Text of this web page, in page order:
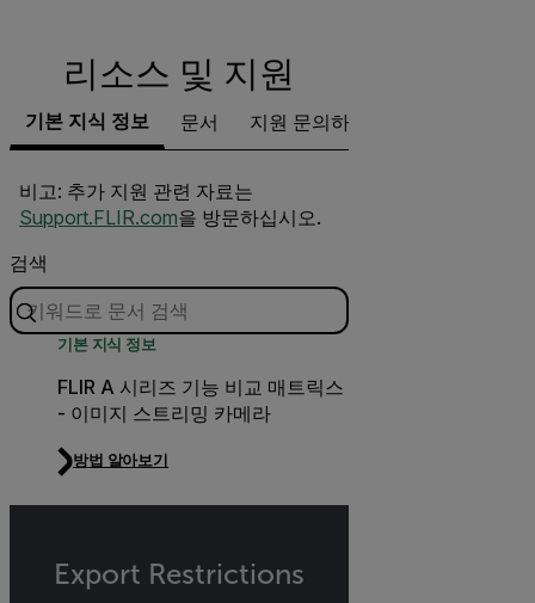
리소스 및 지원
기본 지식 정보 문서 지원 문의하기
비고: 추가 지원 관련 자료는
Support.FLIR.com을 방문하십시오.
검색
기본 지식 정보
FLIR A 시리즈 기능 비교 매트릭스
- 이미지 스트리밍 카메라
방법 알아보기
Export Restrictions